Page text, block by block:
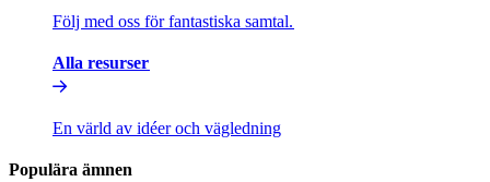
Följ med oss för fantastiska samtal.​​
Alla resurser​​
En värld av idéer och vägledning​​
Populära ämnen​​